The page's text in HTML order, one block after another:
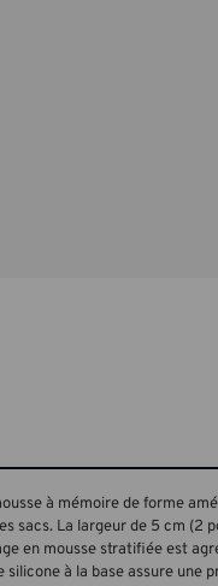
à mémoire de forme
sacs. La largeur de 5 cm (2
en mousse stratifiée est
silicone à la base assure une